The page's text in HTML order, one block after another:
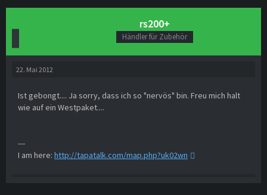
rs200+
Händler für Zubehör
22. Mai 2012
Ist gebongt.... Ja sorry, dass ich so "nervös" bin. Freu mich halt
wie auf ein Westpaket....
---
I am here: http://tapatalk.com/map.php?uk02wn